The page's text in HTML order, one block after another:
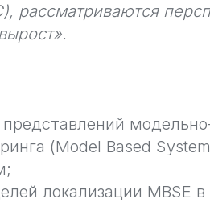
рассматриваются
(Model Based System
локализации MBSE в